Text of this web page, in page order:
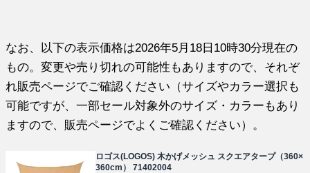
なお、以下の表示価格は2026年5月18日10時30分現在の
もの。変更や売り切れの可能性もありますので、それぞ
れ販売ページでご確認ください（サイズやカラー選択も
可能ですが、一部セール対象外のサイズ・カラーもあり
ますので、販売ページでよくご確認ください）。
ロゴス(LOGOS) 木かげメッシュ スクエアタープ（360×
360cm） 71402004